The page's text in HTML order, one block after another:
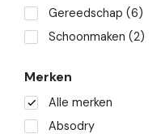
Gereedschap(6)
Schoonmaken(2)
Merken
Alle merken
Absodry